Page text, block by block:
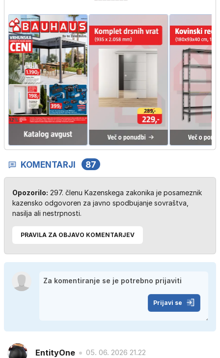
KOMENTARJI 87
Opozorilo: 297. členu Kazenskega zakonika je posameznik
kazensko odgovoren za javno spodbujanje sovraštva,
nasilja ali nestrpnosti.
PRAVILA ZA OBJAVO KOMENTARJEV
Prijavi se
EntityOne 05. 06. 2026 21.22